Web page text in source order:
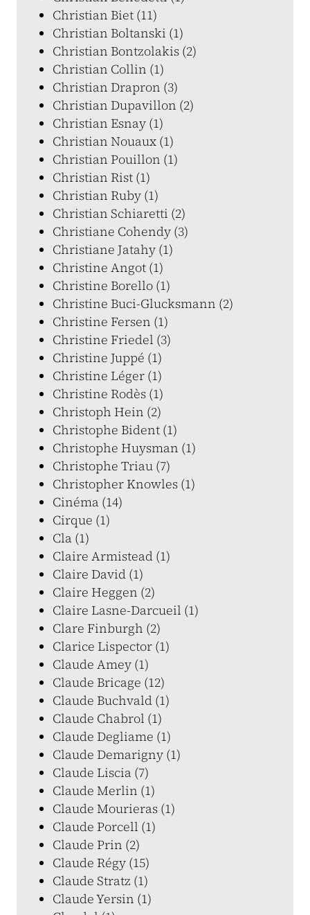
Christian Biet (11)
Christian Boltanski (1)
Christian Bontzolakis (2)
Christian Collin (1)
Christian Drapron (3)
Christian Dupavillon (2)
Christian Esnay (1)
Christian Nouaux (1)
Christian Pouillon (1)
Christian Rist (1)
Christian Ruby (1)
Christian Schiaretti (2)
Christiane Cohendy (3)
Christiane Jatahy (1)
Christine Angot (1)
Christine Borello (1)
Christine Buci-Glucksmann (2)
Christine Fersen (1)
Christine Friedel (3)
Christine Juppé (1)
Christine Léger (1)
Christine Rodès (1)
Christoph Hein (2)
Christophe Bident (1)
Christophe Huysman (1)
Christophe Triau (7)
Christopher Knowles (1)
Cinéma (14)
Cirque (1)
Cla (1)
Claire Armistead (1)
Claire David (1)
Claire Heggen (2)
Claire Lasne-Darcueil (1)
Clare Finburgh (2)
Clarice Lispector (1)
Claude Amey (1)
Claude Bricage (12)
Claude Buchvald (1)
Claude Chabrol (1)
Claude Degliame (1)
Claude Demarigny (1)
Claude Liscia (7)
Claude Merlin (1)
Claude Mourieras (1)
Claude Porcell (1)
Claude Prin (2)
Claude Régy (15)
Claude Stratz (1)
Claude Yersin (1)